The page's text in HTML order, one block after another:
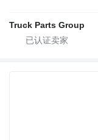
Truck Parts Group